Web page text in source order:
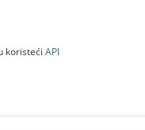
koristeći API